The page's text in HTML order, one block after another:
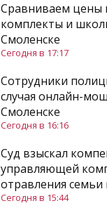
Сравниваем цены
комплекты и
Смоленске
Сегодня в 17:17
Сотрудники
случая онлайн-
Смоленске
Сегодня в 16:16
Суд взыскал
управляющей
отравления семьи
Сегодня в 15:44